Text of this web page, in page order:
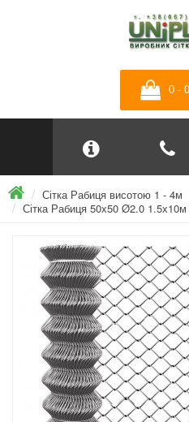
0 -
Сітка Рабиця висотою 1 - 4м
Сітка Рабиця 50х50 Ø2.0 1.5х10м